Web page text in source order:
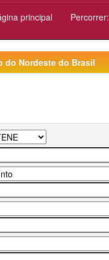
principal Percorrer:
do Nordeste do Brasil